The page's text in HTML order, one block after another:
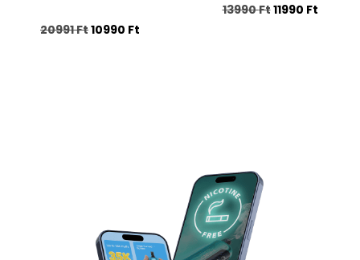
20991Ft10990 Ft
13990Ft11990 Ft